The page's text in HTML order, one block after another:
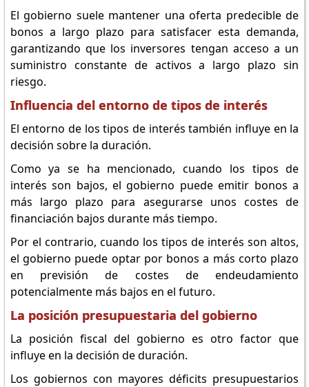
El gobierno suele mantener una oferta predecible de
bonos a largo plazo para satisfacer esta demanda,
garantizando que los inversores tengan acceso a un
suministro constante de activos a largo plazo sin
riesgo.
Influencia del entorno de tipos de interés
El entorno de los tipos de interés también influye en la
decisión sobre la duración.
Como ya se ha mencionado, cuando los tipos de
interés son bajos, el gobierno puede emitir bonos a
más largo plazo para asegurarse unos costes de
financiación bajos durante más tiempo.
Por el contrario, cuando los tipos de interés son altos,
el gobierno puede optar por bonos a más corto plazo
en previsión de costes de endeudamiento
potencialmente más bajos en el futuro.
La posición presupuestaria del gobierno
La posición fiscal del gobierno es otro factor que
influye en la decisión de duración.
Los gobiernos con mayores déficits presupuestarios